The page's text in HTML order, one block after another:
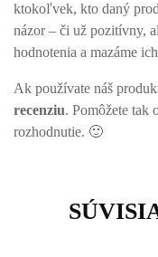
ktokoľvek, kto daný
názor – či už pozitívny,
hodnotenia a mazáme
Ak používate náš
recenziu. Pomôžete tak
rozhodnutie. 🙂